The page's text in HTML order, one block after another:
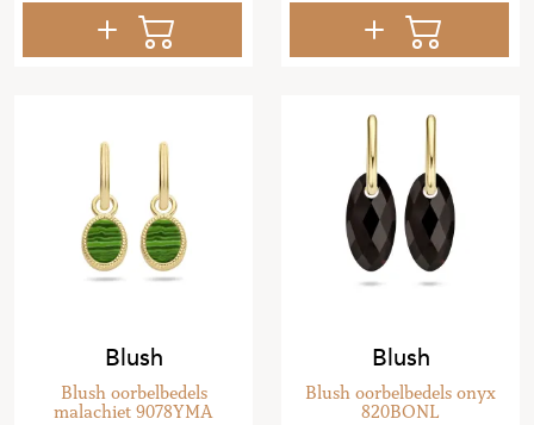
Blush
Blush oorbelbedels
malachiet 9078YMA
Blush
Blush oorbelbedels onyx
820BONL